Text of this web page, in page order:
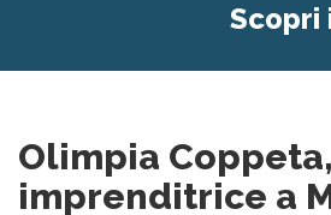
Scopri
Olimpia Coppeta,
imprenditrice a